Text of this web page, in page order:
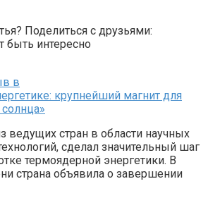
Поделиться с друзьями:
интересно
в
крупнейший магнит для
ведущих стран в области научных
сделал значительный шаг
термоядерной энергетики. В
страна объявила о завершении